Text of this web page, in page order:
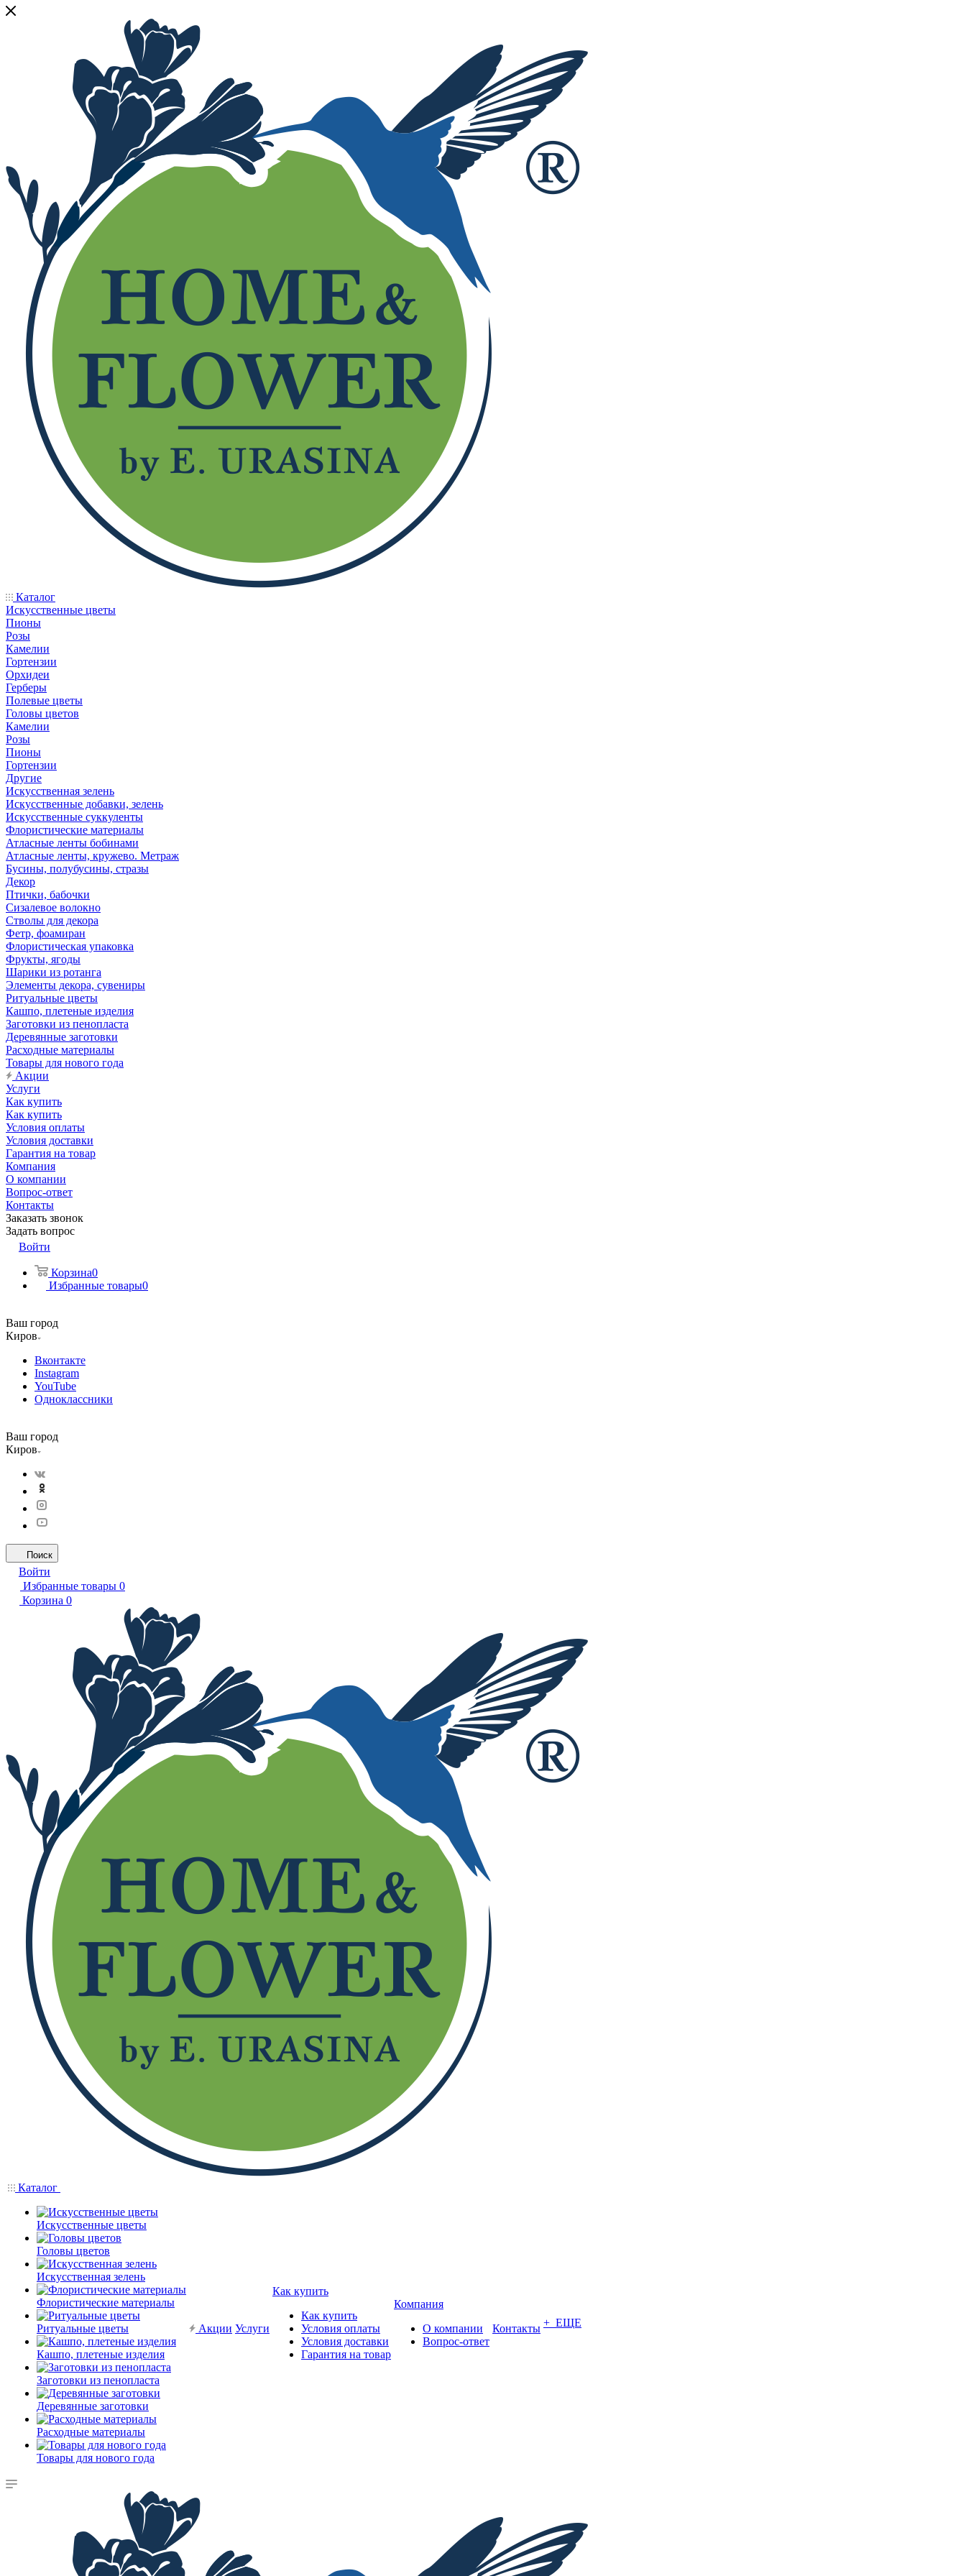
Каталог
Искусственные цветы
Пионы
Розы
Камелии
Гортензии
Орхидеи
Герберы
Полевые цветы
Головы цветов
Камелии
Розы
Пионы
Гортензии
Другие
Искусственная зелень
Искусственные добавки, зелень
Искусственные суккуленты
Флористические материалы
Атласные ленты бобинами
Атласные ленты, кружево. Метраж
Бусины, полубусины, стразы
Декор
Птички, бабочки
Сизалевое волокно
Стволы для декора
Фетр, фоамиран
Флористическая упаковка
Фрукты, ягоды
Шарики из ротанга
Элементы декора, сувениры
Ритуальные цветы
Кашпо, плетеные изделия
Заготовки из пенопласта
Деревянные заготовки
Расходные материалы
Товары для нового года
Акции
Услуги
Как купить
Как купить
Условия оплаты
Условия доставки
Гарантия на товар
Компания
О компании
Вопрос-ответ
Контакты
Заказать звонок
Задать вопрос
Войти
Корзина0
Избранные товары0
Ваш город
Киров
Вконтакте
Instagram
YouTube
Одноклассники
Ваш город
Киров
Поиск
Войти
Избранные товары 0
Корзина 0
Каталог
Искусственные цветы
Головы цветов
Искусственная зелень
Флористические материалы
Ритуальные цветы
Кашпо, плетеные изделия
Заготовки из пенопласта
Деревянные заготовки
Расходные материалы
Товары для нового года
Акции Услуги
Как купить
Как купить
Условия оплаты
Условия доставки
Гарантия на товар
Компания
О компании
Вопрос-ответ
Контакты + ЕЩЕ